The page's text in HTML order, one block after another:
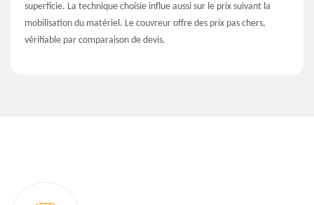
superficie. La technique choisie influe aussi sur le prix suivant la
mobilisation du matériel. Le couvreur offre des prix pas chers,
vérifiable par comparaison de devis.